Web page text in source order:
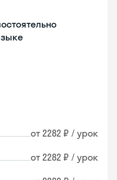
от 2282 ₽ / урок
от 2282 ₽ / урок